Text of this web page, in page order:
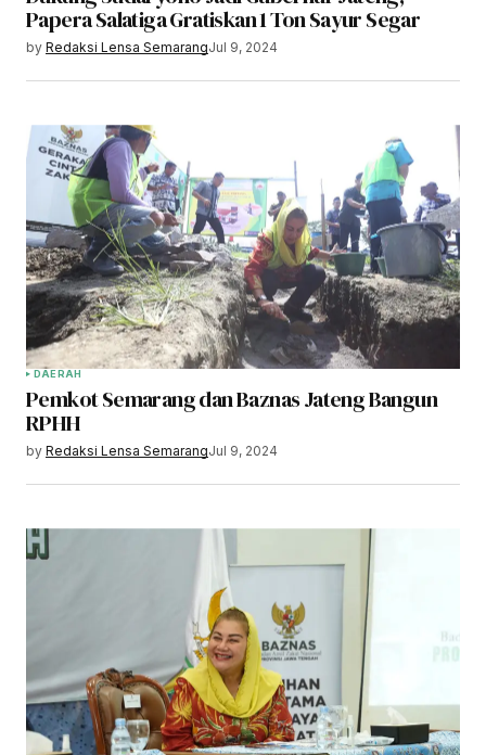
Papera Salatiga Gratiskan 1 Ton Sayur Segar
by Redaksi Lensa SemarangJul 9, 2024
DAERAH
Pemkot Semarang dan Baznas Jateng Bangun
RPHH
by Redaksi Lensa SemarangJul 9, 2024